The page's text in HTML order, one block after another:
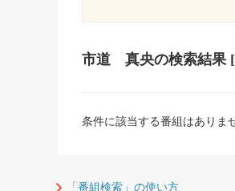
市道 真央の検索結果
条件に該当する番組はありま
「番組検索」の使い方